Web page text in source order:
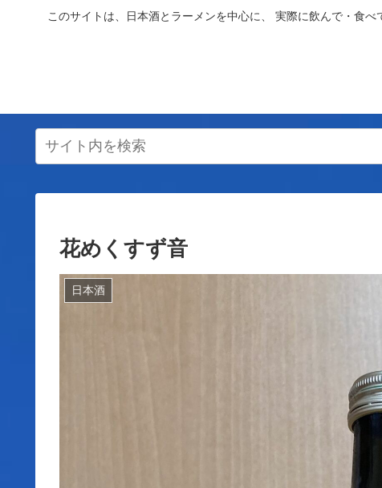
このサイトは、日本酒とラーメンを中心に、 実際に飲んで・食
花めくすず音
日本酒